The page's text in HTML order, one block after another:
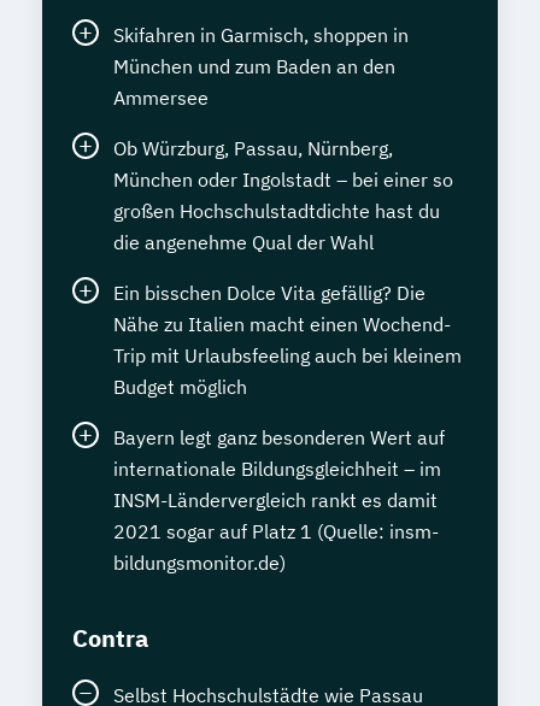
Tierheilpraktiker + Veterinär-
Heilpflanzenkunde
Tierheilpraktiker/-in mit zusätzlicher
Traumafachberater/-in
Veterinärakupunktur für Kleintiere
Veterinärakupunktur für Kleintiere und
Pferde
Veterinärakupunktur für Pferde
Veterinärheilpflanzenkunde
Skifahren in Garmisch, shoppen in
München und zum Baden an den
Ammersee
Ob Würzburg, Passau, Nürnberg,
München oder Ingolstadt – bei einer so
großen Hochschulstadtdichte hast du
die angenehme Qual der Wahl
Ein bisschen Dolce Vita gefällig? Die
Nähe zu Italien macht einen Wochend-
Trip mit Urlaubsfeeling auch bei kleinem
Budget möglich
Bayern legt ganz besonderen Wert auf
internationale Bildungsgleichheit – im
INSM-Ländervergleich rankt es damit
2021 sogar auf Platz 1 (Quelle: insm-
bildungsmonitor.de)
Contra
Selbst Hochschulstädte wie Passau